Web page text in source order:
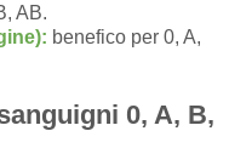
AB.
benefico per 0, A,
0, A, B,